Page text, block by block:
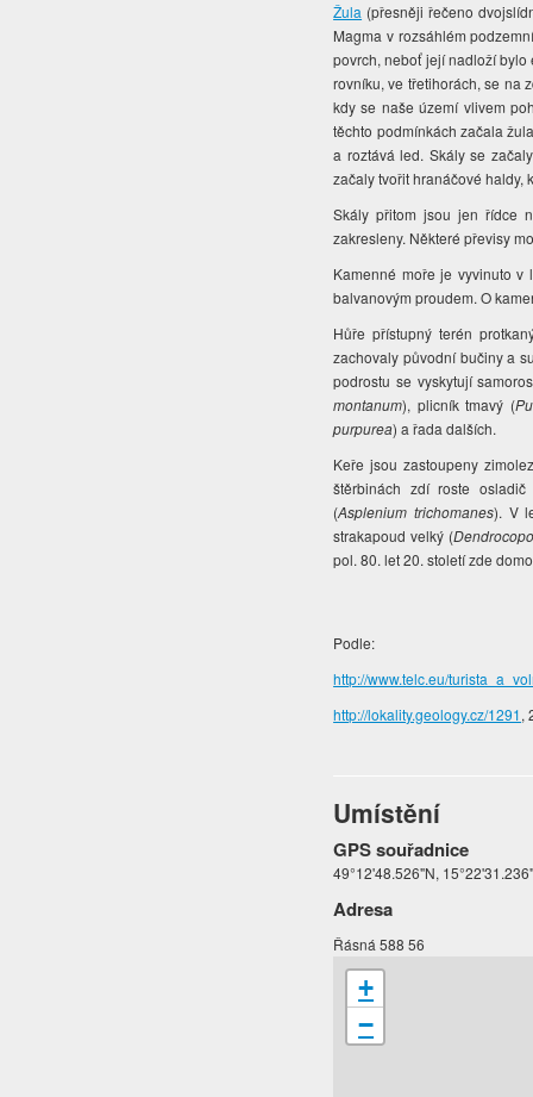
Žula (přesněji řečeno
Magma v rozsáhlém
povrch, neboť její nadloží bylo
rovníku, ve třetihorách, se na
kdy se naše území vlivem
těchto podmínkách začala
a roztává led. Skály se
začaly tvořit hranáčové haldy,
Skály přitom jsou jen řídce
zakresleny. Některé převisy
Kamenné moře je vyvinuto v
balvanovým proudem. O
Hůře přístupný terén
zachovaly původní bučiny a
podrostu se vyskytují
montanum), plicník tmavý (
purpurea) a řada dalších.
Keře jsou zastoupeny
štěrbinách zdí roste
(Asplenium trichomanes). V
strakapoud velký (
pol. 80. let 20. století zde
Podle:
http://www.telc.eu/
http://lokality.geology.cz/1291,
Umístění
GPS souřadnice
49°12'48.526"N,
Adresa
Řásná 588 56
+
−